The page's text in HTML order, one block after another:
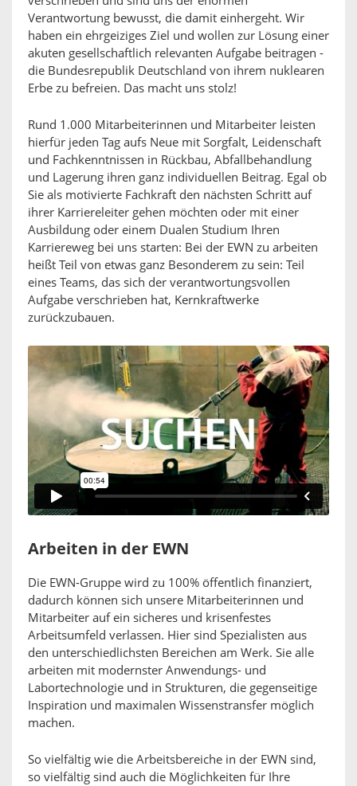
Verantwortung bewusst, die damit einhergeht. Wir
haben ein ehrgeiziges Ziel und wollen zur Lösung einer
akuten gesellschaftlich relevanten Aufgabe beitragen -
die Bundesrepublik Deutschland von ihrem nuklearen
Erbe zu befreien. Das macht uns stolz!
Rund 1.000 Mitarbeiterinnen und Mitarbeiter leisten
hierfür jeden Tag aufs Neue mit Sorgfalt, Leidenschaft
und Fachkenntnissen in Rückbau, Abfallbehandlung
und Lagerung ihren ganz individuellen Beitrag. Egal ob
Sie als motivierte Fachkraft den nächsten Schritt auf
ihrer Karriereleiter gehen möchten oder mit einer
Ausbildung oder einem Dualen Studium Ihren
Karriereweg bei uns starten: Bei der EWN zu arbeiten
heißt Teil von etwas ganz Besonderem zu sein: Teil
eines Teams, das sich der verantwortungsvollen
Aufgabe verschrieben hat, Kernkraftwerke
zurückzubauen.
Arbeiten in der EWN
Die EWN-Gruppe wird zu 100% öffentlich finanziert,
dadurch können sich unsere Mitarbeiterinnen und
Mitarbeiter auf ein sicheres und krisenfestes
Arbeitsumfeld verlassen. Hier sind Spezialisten aus
den unterschiedlichsten Bereichen am Werk. Sie alle
arbeiten mit modernster Anwendungs- und
Labortechnologie und in Strukturen, die gegenseitige
Inspiration und maximalen Wissenstransfer möglich
machen.
So vielfältig wie die Arbeitsbereiche in der EWN sind,
so vielfältig sind auch die Möglichkeiten für Ihre